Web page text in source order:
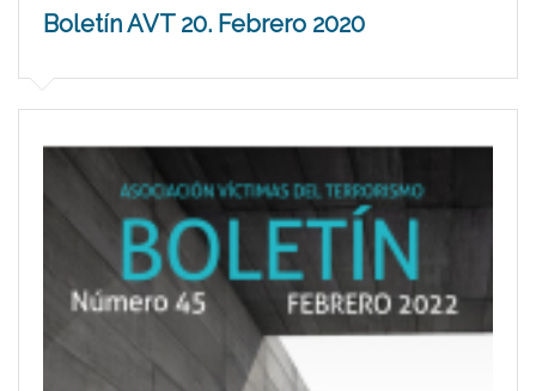
Boletín AVT 20. Febrero 2020